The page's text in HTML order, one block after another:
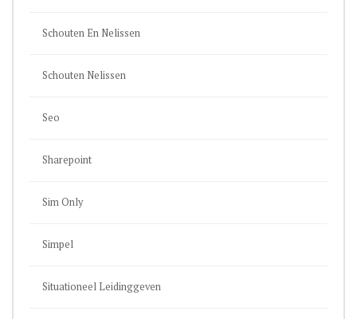
Schouten En Nelissen
Schouten Nelissen
Seo
Sharepoint
Sim Only
Simpel
Situationeel Leidinggeven